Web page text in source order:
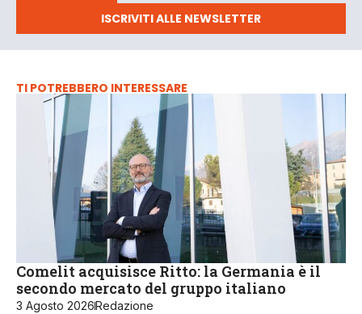
ISCRIVITI ALLE NEWSLETTER
TI POTREBBERO INTERESSARE
Comelit acquisisce Ritto: la Germania è il
secondo mercato del gruppo italiano
3 Agosto 2026Redazione